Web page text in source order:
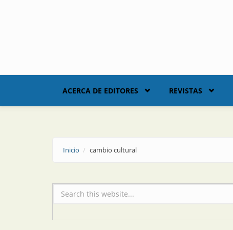
ACERCA DE EDITORES REVISTAS
Inicio cambio cultural
Formulario de búsqueda